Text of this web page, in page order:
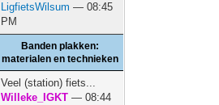
LigfietsWilsum — 08:45
PM
Banden plakken:
materialen en technieken
Veel (station) fiets...
Willeke_IGKT — 08:44